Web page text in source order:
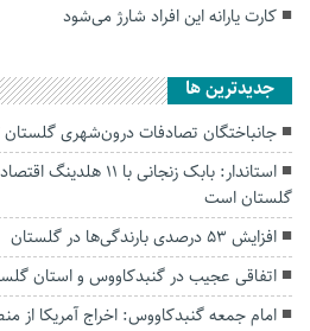
کارت یارانه این افراد شارژ می‌شود
جديدترين ها
جانباختگان تصادفات درون‌شهری گلستان ۱۷ درصد کاهش یافت
استاندار: بابک زنجانی
گلستان است
افزایش ۵۳ درصدی بارندگی‌ها در گلستان
اتفاقی عجیب در‌ گنبدکاووس و استان
امام جمعه گنبدکاووس: اخراج آمریکا از